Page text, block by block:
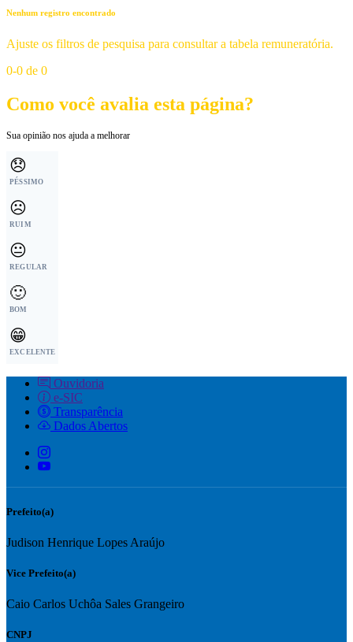
Nenhum registro encontrado
Ajuste os filtros de pesquisa para consultar a tabela remuneratória.
0-0 de 0
Como você avalia esta página?
Sua opinião nos ajuda a melhorar
😞
PÉSSIMO
☹️
RUIM
😐
REGULAR
🙂
BOM
😁
EXCELENTE
Ouvidoria
e-SIC
Transparência
Dados Abertos
Prefeito(a)
Judison Henrique Lopes Araújo
Vice Prefeito(a)
Caio Carlos Uchôa Sales Grangeiro
CNPJ